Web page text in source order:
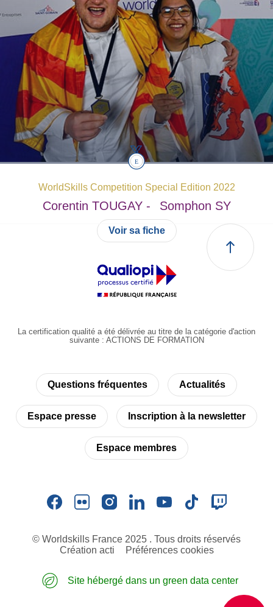
WorldSkills Competition Special Edition 2022
Corentin TOUGAY - Somphon SY
Voir sa fiche
La certification qualité a été délivrée au titre de la catégorie d'action
suivante : ACTIONS DE FORMATION
Questions fréquentes Actualités
Espace presse Inscription à la newsletter
Espace membres
© Worldskills France 2025 . Tous droits réservés
Création acti
Préférences cookies
Site hébergé dans un green data center